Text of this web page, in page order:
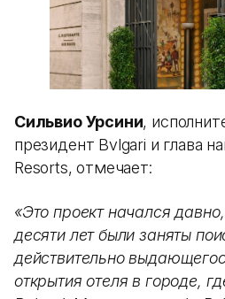
Сильвио Урсини,
президент Bvlgari и глава
Resorts, отмечает:
«Это проект начался
десяти лет были заняты
действительно
открытия отеля в городе,